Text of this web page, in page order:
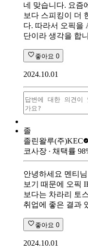
네 맞습니다. 요즘
보다 스피킹이 더
다. 따라서 오픽을
단이라 생각을 합
좋아요 0
2024.10.01
졸
졸린왈루(주)KEC
코사장 ∙ 채택률 98
안녕하세요 멘티
보기 때문에 오픽
보다는 차라리 토
취업에 좋은 결과
좋아요 0
2024.10.01